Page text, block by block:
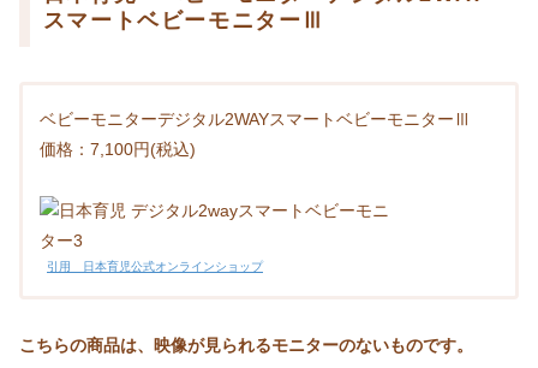
スマートベビーモニターⅢ
ベビーモニターデジタル2WAYスマートベビーモニターⅢ
価格：7,100円(税込)
引用 日本育児公式オンラインショップ
こちらの商品は、映像が見られるモニターのないものです。